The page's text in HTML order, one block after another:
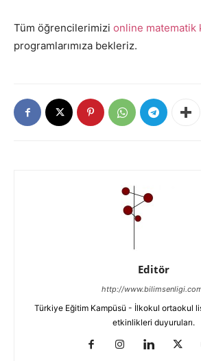
Tüm öğrencilerimizi online matematik
programlarımıza bekleriz.
Editör
http://
Türkiye Eğitim Kampüsü - İlkokul ortaokul
etkinlikleri duyuruları.